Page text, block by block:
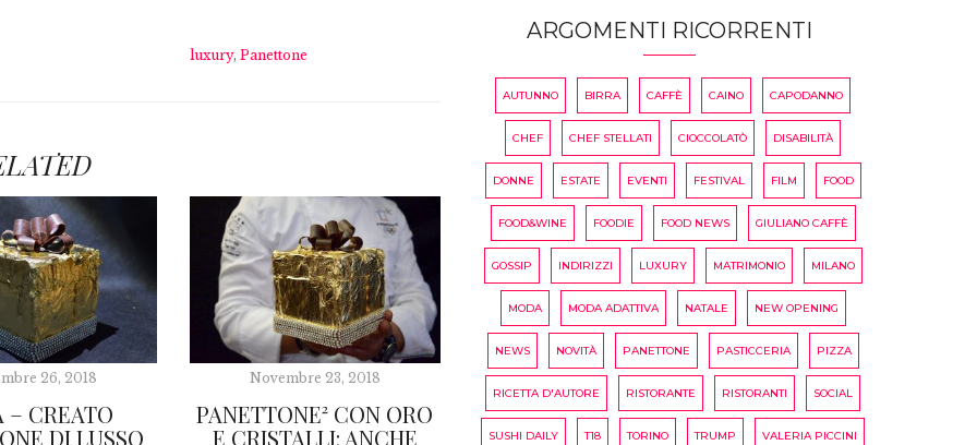
luxury, Panettone
26, 2018
– CREATO
DI LUSSO
Novembre 23, 2018
PANETTONE² CON ORO
E CRISTALLI: ANCHE
ARGOMENTI RICORRENTI
AUTUNNO BIRRA CAFFÈ CAINO CAPODANNO
CHEF CHEF STELLATI CIOCCOLATÒ DISABILITÀ
DONNE ESTATE EVENTI FESTIVAL FILM FOOD
FOOD&WINE FOODIE FOOD NEWS GIULIANO CAFFÈ
GOSSIP INDIRIZZI LUXURY MATRIMONIO MILANO
MODA MODA ADATTIVA NATALE NEW OPENING
NEWS NOVITÀ PANETTONE PASTICCERIA PIZZA
RICETTA D'AUTORE RISTORANTE RISTORANTI SOCIAL
SUSHI DAILY T18 TORINO TRUMP VALERIA PICCINI